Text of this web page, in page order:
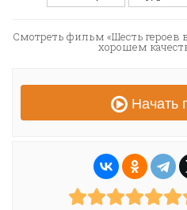
Смотреть фильм «Шесть героев
хорошем
Начать